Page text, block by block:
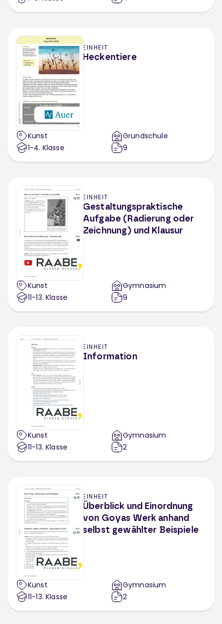
EINHEIT
Heckentiere
Kunst
1-4. Klasse
Grundschule
9
EINHEIT
Gestaltungspraktische
Aufgabe (Radierung oder
Zeichnung) und Klausur
Kunst
11-13. Klasse
Gymnasium
9
EINHEIT
Information
Kunst
11-13. Klasse
Gymnasium
2
EINHEIT
Überblick und Einordnung
von Goyas Werk anhand
selbst gewählter Beispiele
Kunst
11-13. Klasse
Gymnasium
2